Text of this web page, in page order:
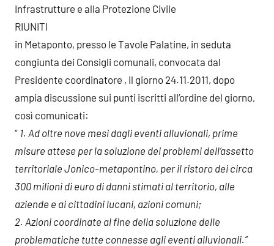
Infrastrutture e alla Protezione Civile
RIUNITI
in Metaponto, presso le Tavole Palatine, in seduta
congiunta dei Consigli comunali, convocata dal
Presidente coordinatore , il giorno 24.11.2011, dopo
ampia discussione sui punti iscritti all’ordine del giorno,
così comunicati:
“ 1. Ad oltre nove mesi dagli eventi alluvionali, prime
misure attese per la soluzione dei problemi dell’assetto
territoriale Jonico-metapontino, per il ristoro dei circa
300 milioni di euro di danni stimati al territorio, alle
aziende e ai cittadini lucani, azioni comuni;
2. Azioni coordinate al fine della soluzione delle
problematiche tutte connesse agli eventi alluvionali.”